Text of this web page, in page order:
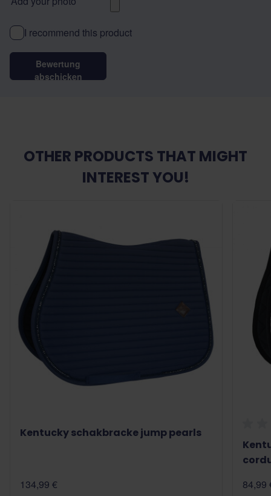
I recommend this product
Bewertung
abschicken
OTHER PRODUCTS THAT MIGHT
INTEREST YOU!
Kentucky schakbracke jump pearls
134,99 €
84,99